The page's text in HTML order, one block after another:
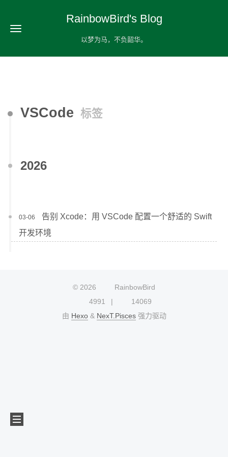
RainbowBird's Blog
以梦为马，不负韶华。
VSCode 标签
2026
03-06
告别 Xcode：用 VSCode 配置一个舒适的 Swift
开发环境
© 2026
RainbowBird
4991
14069
由 Hexo& NexT.Pisces强力驱动